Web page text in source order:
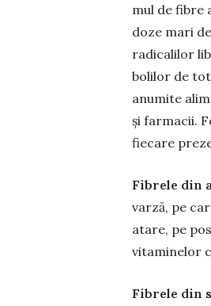
mul de fibre
doze mari
radica­lilor
bolilor de
anumite
și far­macii.
fiecare
Fibrele din
varză, pe
atare, pe
vitaminelor
Fibrele din